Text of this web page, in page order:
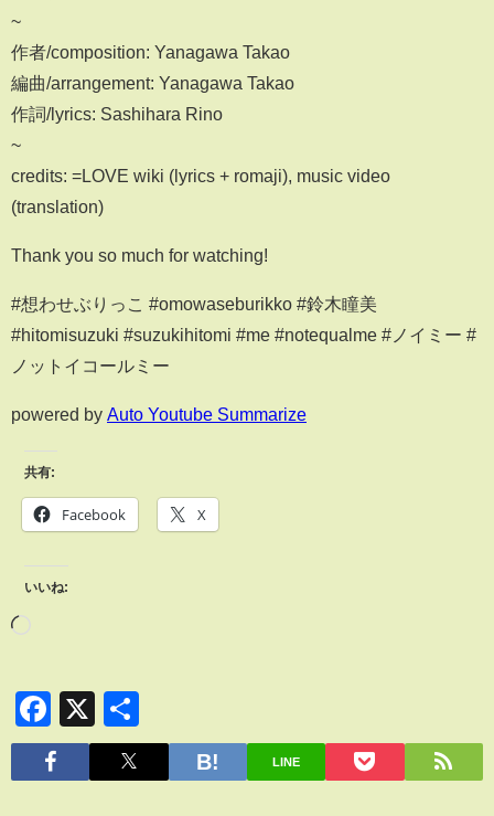
~
作者/composition: Yanagawa Takao
編曲/arrangement: Yanagawa Takao
作詞/lyrics: Sashihara Rino
~
credits: =LOVE wiki (lyrics + romaji), music video
(translation)
Thank you so much for watching!
#想わせぶりっこ #omowaseburikko #鈴木瞳美
#hitomisuzuki #suzukihitomi #me #notequalme #ノイミー #
ノットイコールミー
powered by Auto Youtube Summarize
共有:
Facebook X
いいね:
Facebook
X
有
LINE